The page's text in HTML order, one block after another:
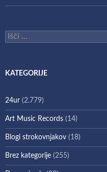
Išči:
KATEGORIJE
24ur (2.779)
Art Music Records (14)
Blogi strokovnjakov (18)
Brez kategorije (255)